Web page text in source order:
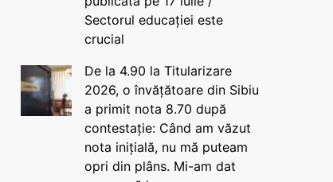
Sectorul educației este
crucial
De la 4.90 la Titularizare
2026, o învățătoare din Sibiu
a primit nota 8.70 după
contestație: Când am văzut
nota inițială, nu mă puteam
opri din plâns. Mi-am dat